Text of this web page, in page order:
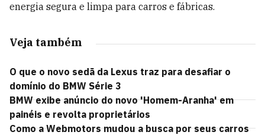
energia segura e limpa para carros e fábricas.
Veja também
O que o novo sedã da Lexus traz para desafiar o
domínio do BMW Série 3
BMW exibe anúncio do novo 'Homem-Aranha' em
painéis e revolta proprietários
Como a Webmotors mudou a busca por seus carros